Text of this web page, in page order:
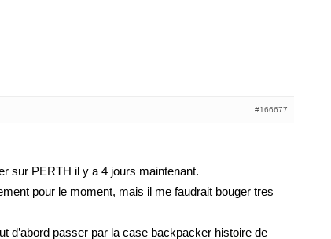
#166677
sur PERTH il y a 4 jours maintenant.
pour le moment, mais il me faudrait bouger tres
d’abord passer par la case backpacker histoire de